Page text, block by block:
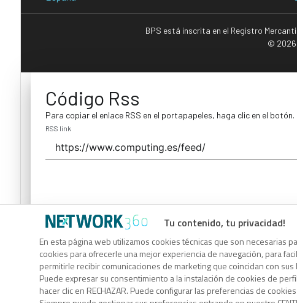
Tu contenido, tu privacidad!
En esta página web utilizamos cookies técnicas que son necesarias
cookies para ofrecerle una mejor experiencia de navegación, para
permitirle recibir comunicaciones de marketing que coincidan con
Puede expresar su consentimiento a la instalación de cookies de
hacer clic en RECHAZAR. Puede configurar las preferencias de
BPS está inscrita en el Registro
© 2026
Código Rss
Para copiar el enlace RSS en el portapapeles, haga clic en el botón.
RSS link
Código Rss
Para copiar el enlace RSS en el portapapeles, haga clic en el botón.